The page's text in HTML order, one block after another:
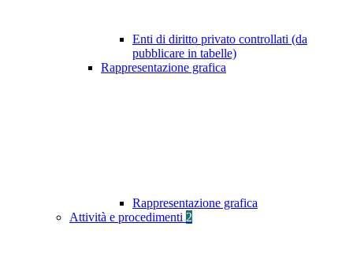
Enti di diritto privato controllati (da
pubblicare in tabelle)
Rappresentazione grafica
Rappresentazione grafica
Attività e procedimenti 2